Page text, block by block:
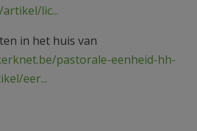
lic...
in het huis van
pastorale-eenheid-hh-
eer...